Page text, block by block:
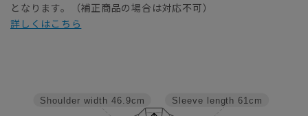
となります。（補正商品の場合は対応不可）
詳しくはこちら
Sleeve length 61cm
Shoulder width 46.9cm